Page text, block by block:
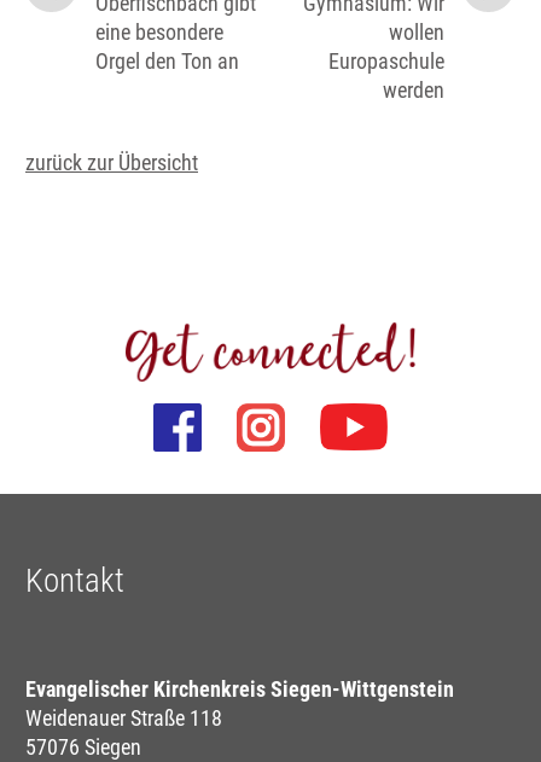
eine besondere
Orgel den Ton an
wollen
Europaschule
werden
zurück zur Übersicht
Kontakt
Evangelischer Kirchenkreis Siegen-Wittgenstein
Weidenauer Straße 118
57076 Siegen